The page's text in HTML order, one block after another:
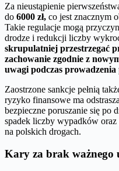
Za nieustąpienie
do 6000 zł, co jest znacznym
Takie regulacje mogą
drodze i redukcji liczby
skrupulatniej przestrzegać
zachowanie zgodnie z
uwagi podczas prowadzenia
Zaostrzone sankcje pełnią
ryzyko finansowe ma
bezpieczne poruszanie się po
spadek liczby wypadków oraz
na polskich drogach.
Kary za brak ważnego